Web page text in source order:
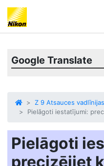
Google Translate
Z 9 Atsauces vadlīnijas
Pielāgoti iestatījumi:
Pielāgoti
precizējiet